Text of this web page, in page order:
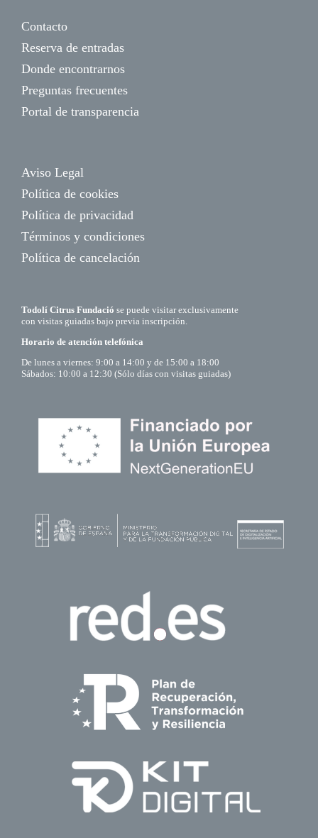
Contacto
Reserva de entradas
Donde encontrarnos
Preguntas frecuentes
Portal de transparencia
Aviso Legal
Política de cookies
Política de privacidad
Términos y condiciones
Política de cancelación
Todolí Citrus Fundació se puede visitar exclusivamente
con visitas guiadas bajo previa inscripción.
Horario de atención telefónica
De lunes a viernes: 9:00 a 14:00 y de 15:00 a 18:00
Sábados: 10:00 a 12:30 (Sólo días con visitas guiadas)